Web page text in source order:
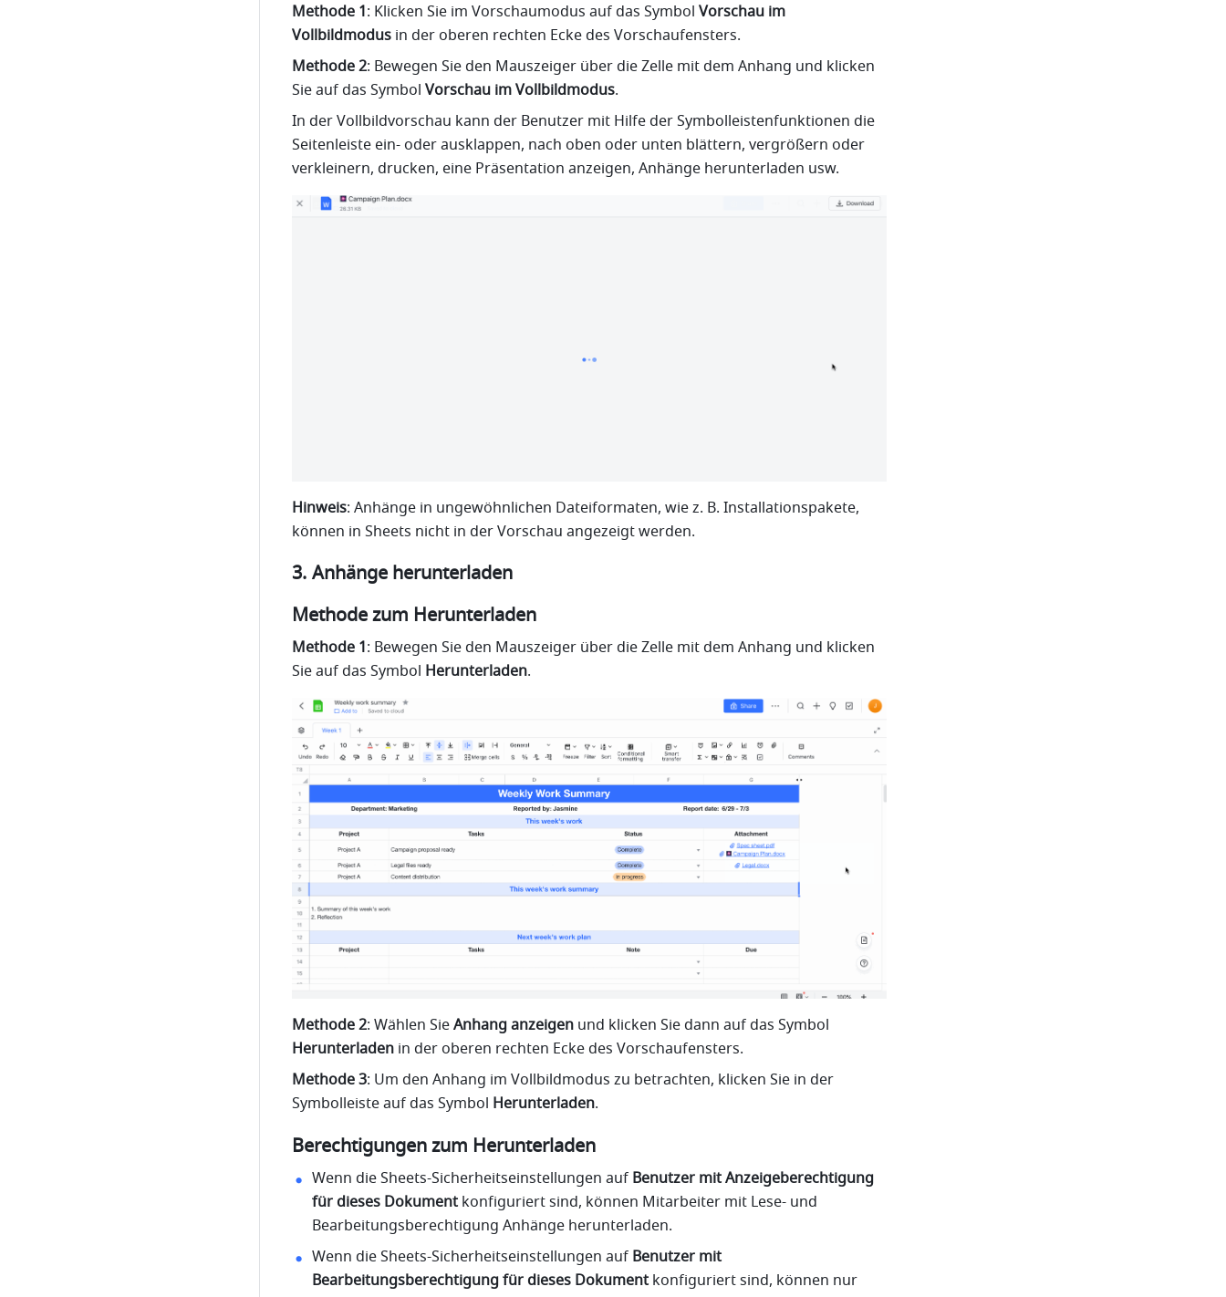
Methode 1: Klicken Sie im Vorschaumodus auf das Symbol Vorschau im
Vollbildmodus in der oberen rechten Ecke des Vorschaufensters.
Methode 2: Bewegen Sie den Mauszeiger über die Zelle mit dem Anhang und klicken
Sie auf das Symbol Vorschau im Vollbildmodus.
In der Vollbildvorschau kann der Benutzer mit Hilfe der Symbolleistenfunktionen die
Seitenleiste ein- oder ausklappen, nach oben oder unten blättern, vergrößern oder
verkleinern, drucken, eine Präsentation anzeigen, Anhänge herunterladen usw.
Hinweis: Anhänge in ungewöhnlichen Dateiformaten, wie z. B. Installationspakete,
können in Sheets nicht in der Vorschau angezeigt werden.
Anhänge herunterladen
Methode zum Herunterladen
Methode 1: Bewegen Sie den Mauszeiger über die Zelle mit dem Anhang und klicken
Sie auf das Symbol Herunterladen.
Methode 2: Wählen Sie Anhang anzeigen
Herunterladen in der oberen rechten Ecke des Vorschaufensters.
Methode 3: Um den Anhang im Vollbildmodus zu betrachten, klicken Sie in der
Symbolleiste auf das Symbol Herunterladen.
Berechtigungen zum Herunterladen
Wenn die Sheets-Sicherheitseinstellungen auf Benutzer mit Anzeigeberechtigung
für dieses Dokument konfiguriert sind, können Mitarbeiter mit Lese- und
Bearbeitungsberechtigung Anhänge herunterladen.
Wenn die Sheets-Sicherheitseinstellungen auf Benutzer mit
Bearbeitungsberechtigung für dieses Dokument konfiguriert sind, können nur